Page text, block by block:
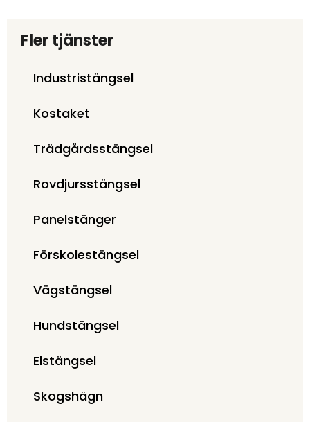
Fler tjänster
Industristängsel
Kostaket
Trädgårdsstängsel
Rovdjursstängsel
Panelstänger
Förskolestängsel
Vägstängsel
Hundstängsel
Elstängsel
Skogshägn